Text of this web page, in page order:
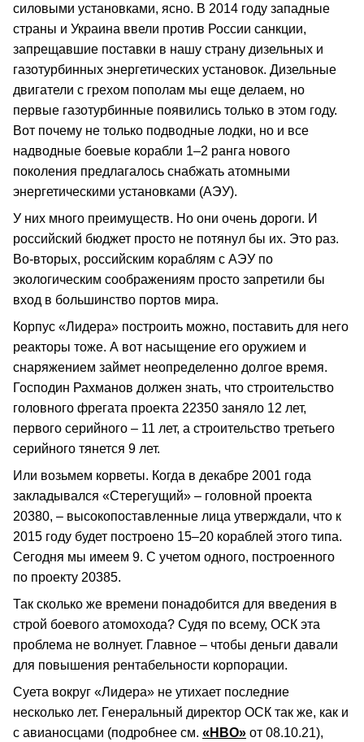
силовыми установками, ясно. В 2014 году западные
страны и Украина ввели против России санкции,
запрещавшие поставки в нашу страну дизельных и
газотурбинных энергетических установок. Дизельные
двигатели с грехом пополам мы еще делаем, но
первые газотурбинные появились только в этом году.
Вот почему не только подводные лодки, но и все
надводные боевые корабли 1–2 ранга нового
поколения предлагалось снабжать атомными
энергетическими установками (АЭУ).
У них много преимуществ. Но они очень дороги. И
российский бюджет просто не потянул бы их. Это раз.
Во-вторых, российским кораблям с АЭУ по
экологическим соображениям просто запретили бы
вход в большинство портов мира.
Корпус «Лидера» построить можно, поставить для него
реакторы тоже. А вот насыщение его оружием и
снаряжением займет неопределенно долгое время.
Господин Рахманов должен знать, что строительство
головного фрегата проекта 22350 заняло 12 лет,
первого серийного – 11 лет, а строительство третьего
серийного тянется 9 лет.
Или возьмем корветы. Когда в декабре 2001 года
закладывался «Стерегущий» – головной проекта
20380, – высокопоставленные лица утверждали, что к
2015 году будет построено 15–20 кораблей этого типа.
Сегодня мы имеем 9. С учетом одного, построенного
по проекту 20385.
Так сколько же времени понадобится для введения в
строй боевого атомохода? Судя по всему, ОСК эта
проблема не волнует. Главное – чтобы деньги давали
для повышения рентабельности корпорации.
Суета вокруг «Лидера» не утихает последние
несколько лет. Генеральный директор ОСК так же, как и
с авианосцами (подробнее см. «НВО» от 08.10.21),